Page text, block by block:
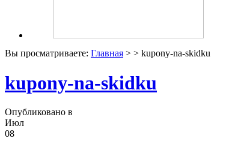
Вы просматриваете: Главная > > kupony-na-skidku
kupony-na-skidku
Опубликовано в
Июл
08